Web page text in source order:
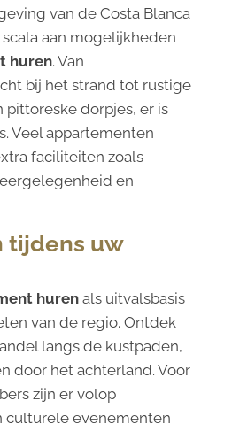
van de Costa Blanca
aan mogelijkheden
huren. Van
bij het strand tot rustige
dorpjes, er is
Veel appartementen
faciliteiten zoals
en
tijdens uw
hurenals uitvalsbasis
van de regio. Ontdek
langs de kustpaden,
door het achterland. Voor
zijn er volop
culturele evenementen